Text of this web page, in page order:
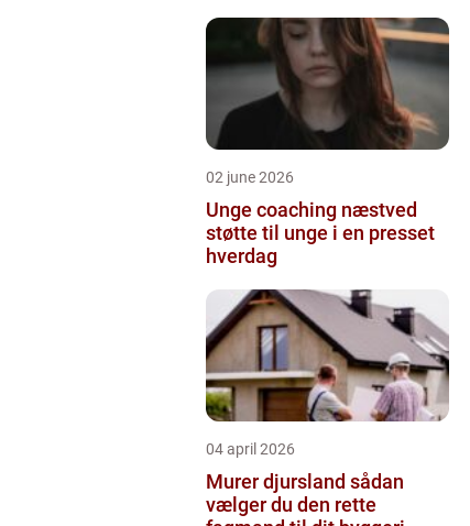
02 june 2026
Unge coaching næstved
støtte til unge i en presset
hverdag
04 april 2026
Murer djursland sådan
vælger du den rette